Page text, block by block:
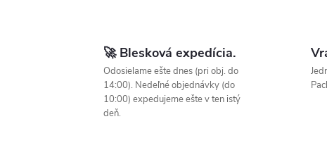
🚀 Blesková expedícia.
Odosielame ešte dnes (pri obj. do
14:00). Nedeľné objednávky (do
10:00) expedujeme ešte v ten istý
deň.